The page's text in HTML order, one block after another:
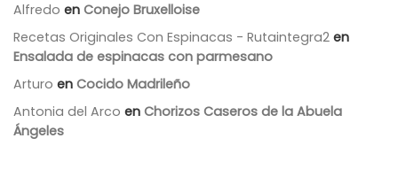
Alfredo en Conejo Bruxelloise
Recetas Originales Con Espinacas - Rutaintegra2 en
Ensalada de espinacas con parmesano
Arturo en Cocido Madrileño
Antonia del Arco en Chorizos Caseros de la Abuela
Ángeles